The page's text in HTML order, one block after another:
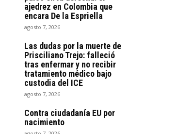
ajedrez en Colombia que
encara De la Espriella
agosto 7, 2026
Las dudas por la muerte de
Prisciliano Trejo: falleció
tras enfermar y no recibir
tratamiento médico bajo
custodia del ICE
agosto 7, 2026
Contra ciudadanía EU por
nacimiento